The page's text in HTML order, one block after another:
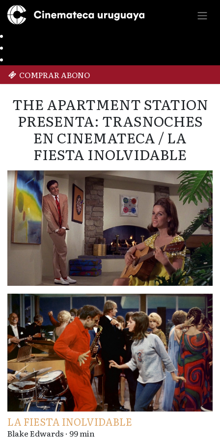
COMPRAR ABONO
THE APARTMENT STATION
PRESENTA: TRASNOCHES
EN CINEMATECA / LA
FIESTA INOLVIDABLE
LA FIESTA INOLVIDABLE
Blake Edwards · 99 min